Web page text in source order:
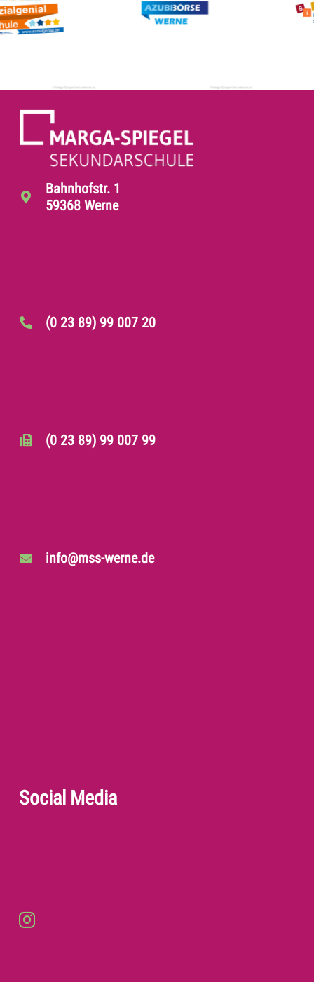
Bahnhofstr. 1
59368 Werne
(0 23 89) 99 007 20
(0 23 89) 99 007 99
info@mss-werne.de
Social Media